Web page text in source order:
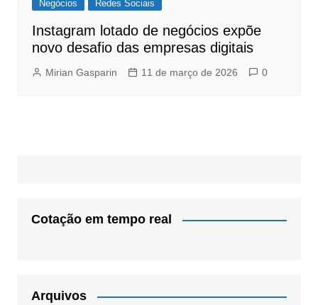
Negócios Redes Sociais
Instagram lotado de negócios expõe
novo desafio das empresas digitais
Mirian Gasparin 11 de março de 2026 0
Cotação em tempo real
Arquivos